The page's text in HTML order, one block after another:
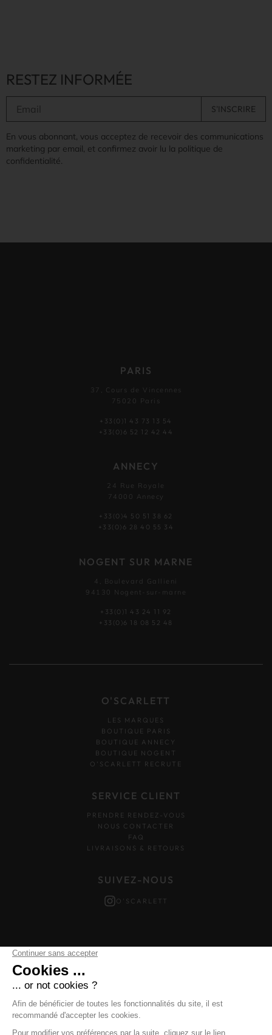
RESTEZ INFORMÉE
En vous abonnant, vous acceptez de recevoir des communications
marketing par email, et confirmez avoir lu la politique de
confidentialité.
PARIS
37, Cours de Vincennes
75020 Paris
+33(0)1 43 73 13 54
+33(0)6 52 12 42 44
ANNECY
24 Rue Royale
74000 Annecy
+33(0)4 50 51 38 62
+33(0)6 28 40 55 34
NOGENT SUR MARNE
4, Boulevard Gallieni
94130 Nogent-sur-marne
+33(0)1 43 24 11 92
+33(0)6 18 08 52 48
O'SCARLETT
LES MARQUES
BOUTIQUE PARIS
BOUTIQUE ANNECY
BOUTIQUE NOGENT
O’SCARLETT RECRUTE
SERVICE CLIENT
PRENDRE RENDEZ-VOUS
NOUS CONTACTER
FAQ
LIVRAISONS & RETOURS
SUIVEZ-NOUS
O'SCARLETT
Mentions légales– Données personnelles –Cookies